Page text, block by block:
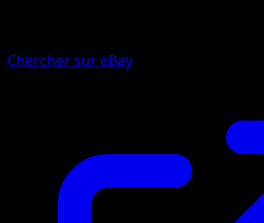
Chercher sur eBay